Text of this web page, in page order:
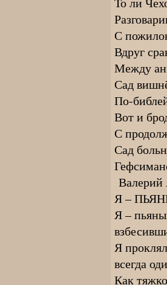
С
Вдруг
Между
Сад
По-
Вот и
С
Сад
Я –
Я –
Я
всегда
Как